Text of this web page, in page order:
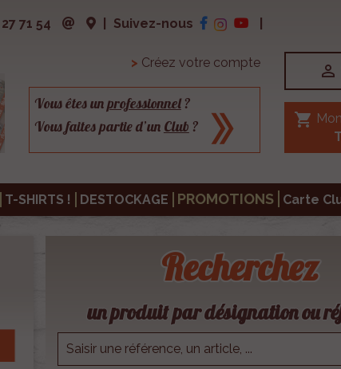
71 54 Suivez-nous
> Créez votre compte
Vous êtes unprofessionnel?
Vous faites partie d’un Club ?

shopping_cart
T-SHIRTS ! DESTOCKAGE PROMOTIONS Carte
Recherchez
un produit par désignation ou